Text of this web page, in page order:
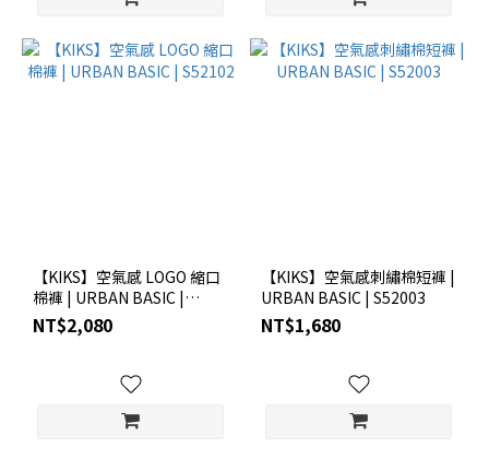
【KIKS】空氣感 LOGO 縮口
棉褲 | URBAN BASIC |
S52102
NT$2,080
【KIKS】空氣感刺繡棉短褲 |
URBAN BASIC | S52003
NT$1,680